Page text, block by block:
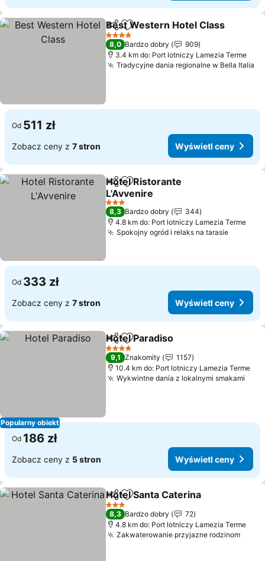
Udostępnij
Dodaj do ulubionych
Best Western Hotel Class
4 Kategoria
8,0 Bardzo dobry
909
3.4 km do: Port lotniczy Lamezia Terme
Tradycyjne dania regionalne w Bella Italia
Od 511 zł
Zobacz ceny z 7 stron Wyświetl ceny
Udostępnij
Dodaj do ulubionych
Hotel Ristorante
L'Avvenire
Wyświetl ceny
3 Kategoria
8,3 Bardzo dobry
344
4.8 km do: Port lotniczy Lamezia Terme
Spokojny ogród i relaks na tarasie
Od 333 zł
Zobacz ceny z 7 stron Wyświetl ceny
Popularny obiekt
Udostępnij
Dodaj do ulubionych
Hotel Paradiso
4 Kategoria
9,1 Znakomity
1157
10.4 km do: Port lotniczy Lamezia Terme
Wykwintne dania z lokalnymi smakami
Od 186 zł
Zobacz ceny z 5 stron Wyświetl ceny
Udostępnij
Dodaj do ulubionych
Hotel Santa Caterina
3 Kategoria
8,3 Bardzo dobry
72
4.8 km do: Port lotniczy Lamezia Terme
Zakwaterowanie przyjazne rodzinom